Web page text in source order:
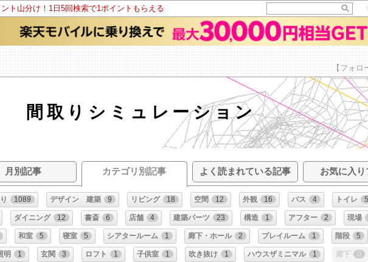
ト山分け！1日5回検索で1ポイントもらえる
【フォロ
間取りシミュレーション
月別記事 カテゴリ別記事 よく読まれている記事 お気に入り
1089 デザイン 建築 9 リビング 18 空間 12 外観 16 バス 4 トイレ 5
ダイニング 12 書斎 6 店舗 4 建築パーツ 23 構造 1 アフター 2 現場
和室 5 寝室 5 シアタールーム 1 廊下・ホール 2 プレイルーム 1 階段 5
明 1 玄関 3 ロフト 1 子供室 1 吹き抜け 1 ハウスザミニマル 1 廊下 0